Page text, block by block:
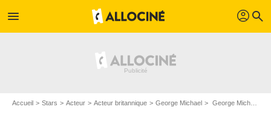
menu profil search
Accueil Stars Acteur Acteur britannique George Michael George Michael : Films et séries online